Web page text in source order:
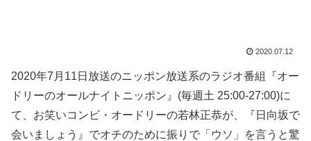
2020.07.12
2020年7月11日放送のニッポン放送系のラジオ番組『オー
ドリーのオールナイトニッポン』(毎週土 25:00-27:00)に
て、お笑いコンビ・オードリーの若林正恭が、『日向坂で
会いましょう』でオチのために振りで「ウソ」を言うと驚